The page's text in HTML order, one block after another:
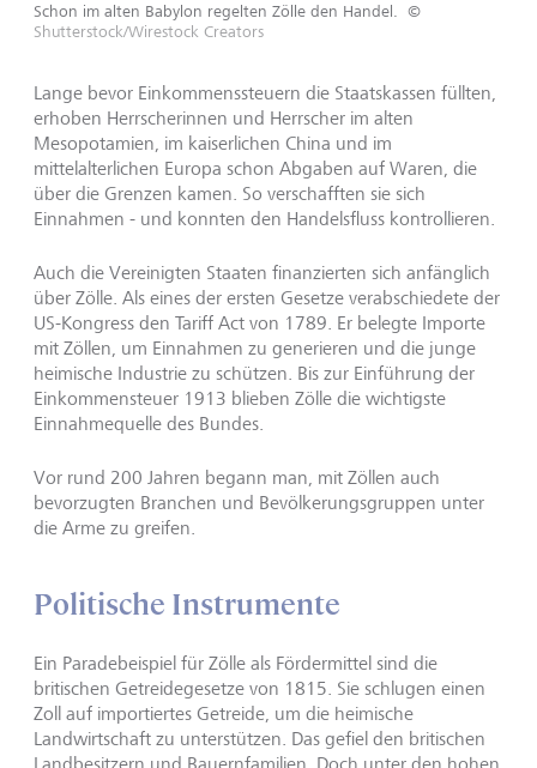
Schon im alten Babylon regelten Zölle den Handel.
©
Shutterstock/Wirestock Creators
Lange bevor Einkommenssteuern die Staatskassen füllten,
erhoben Herrscherinnen und Herrscher im alten
Mesopotamien, im kaiserlichen China und im
mittelalterlichen Europa schon Abgaben auf Waren, die
über die Grenzen kamen. So verschafften sie sich
Einnahmen - und konnten den Handelsfluss kontrollieren.
Auch die Vereinigten Staaten finanzierten sich anfänglich
über Zölle. Als eines der ersten Gesetze verabschiedete der
US-Kongress den Tariff Act von 1789. Er belegte Importe
mit Zöllen, um Einnahmen zu generieren und die junge
heimische Industrie zu schützen. Bis zur Einführung der
Einkommensteuer 1913 blieben Zölle die wichtigste
Einnahmequelle des Bundes.
Vor rund 200 Jahren begann man, mit Zöllen auch
bevorzugten Branchen und Bevölkerungsgruppen unter
die Arme zu greifen.
Politische Instrumente
Ein Paradebeispiel für Zölle als Fördermittel sind die
britischen Getreidegesetze von 1815. Sie schlugen einen
Zoll auf importiertes Getreide, um die heimische
Landwirtschaft zu unterstützen. Das gefiel den britischen